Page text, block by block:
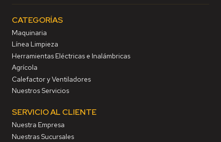
CATEGORÍAS
Maquinaria
Línea Limpieza
Herramientas Eléctricas e Inalámbricas
Agrícola
Calefactor y Ventiladores
Nuestros Servicios
SERVICIO AL CLIENTE
Nuestra Empresa
Nuestras Sucursales